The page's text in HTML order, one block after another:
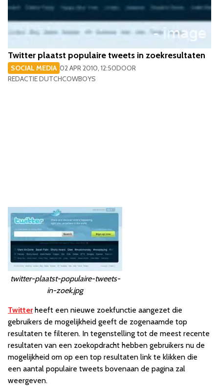
Twitter plaatst populaire tweets in zoekresultaten
SOCIAL MEDIA 02 APR 2010, 12:50DOOR
REDACTIE DUTCHCOWBOYS
twitter-plaatst-populaire-tweets-
in-zoek.jpg
Twitterheeft een nieuwe zoekfunctie aangezet die
gebruikers de mogelijkheid geeft de zogenaamde top
resultaten te filteren. In tegenstelling tot de meest recente
resultaten van een zoekopdracht hebben gebruikers nu de
mogelijkheid om op een top resultaten link te klikken die
een aantal populaire tweets bovenaan de pagina zal
weergeven.